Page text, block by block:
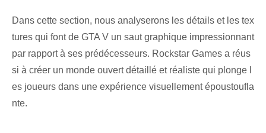
Dans cette section, nous analyserons les détails et les tex
tures qui font de GTA V un saut graphique impressionnant
par rapport à ses prédécesseurs. Rockstar Games a réus
si à créer un monde ouvert détaillé et réaliste qui plonge l
es joueurs dans une expérience visuellement époustoufla
nte.